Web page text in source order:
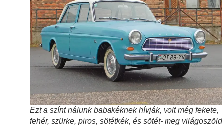
Ezt a színt nálunk babakéknek hívják, volt még fekete,
fehér, szürke, piros, sötétkék, és sötét- meg